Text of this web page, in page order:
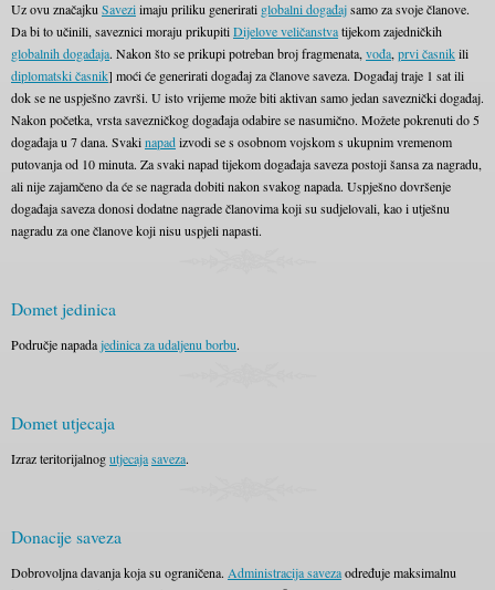
Uz ovu značajku Saveziimaju priliku generirati globalni događajsamo za svoje članove.
Da bi to učinili, saveznici moraju prikupitiDijelove veličanstvatijekom zajedničkih
globalnih događaja. Nakon što se prikupi potreban broj fragmenata, vođa, prvi časnikili
diplomatski časnik] moći će generirati događaj za članove saveza. Događaj traje 1 sat ili
dok se ne uspješno završi. U isto vrijeme može biti aktivan samo jedan saveznički događaj.
Nakon početka, vrsta savezničkog događaja odabire se nasumično. Možete pokrenuti do 5
događaja u 7 dana. Svakinapadizvodi se s osobnom vojskom s ukupnim vremenom
putovanja od 10 minuta. Za svaki napad tijekom događaja saveza postoji šansa za nagradu,
ali nije zajamčeno da će se nagrada dobiti nakon svakog napada. Uspješno dovršenje
događaja saveza donosi dodatne nagrade članovima koji su sudjelovali, kao i utješnu
nagradu za one članove koji nisu uspjeli napasti.
Domet jedinica
Područje napadajedinica za udaljenu borbu.
Domet utjecaja
Izraz teritorijalnogutjecajasaveza.
Donacije saveza
Dobrovoljna davanja koja su ograničena. Administracija savezaodređuje maksimalnu